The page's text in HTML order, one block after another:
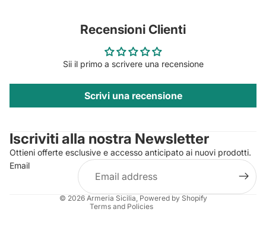
Recensioni Clienti
Sii il primo a scrivere una recensione
Scrivi una recensione
Iscriviti alla nostra Newsletter
Ottieni offerte esclusive e accesso anticipato ai nuovi prodotti.
Email
© 2026 Armeria Sicilia , Powered by Shopify
Terms and Policies
Privacy policy
Refund policy
Terms of service
Shipping policy
Legal notice